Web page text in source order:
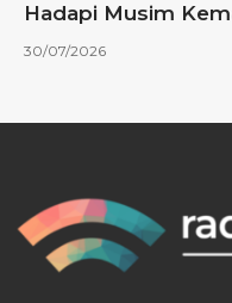
Hadapi Musim
30/07/2026